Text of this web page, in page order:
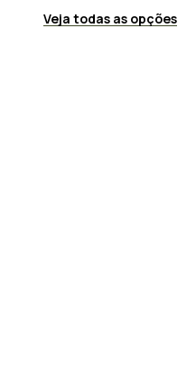
Veja todas as opções